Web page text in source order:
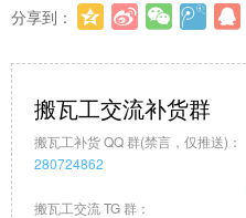
分享到：
搬瓦工交流补货群
搬瓦工补货 QQ 群(禁言，仅推送)：
280724862
搬瓦工交流 TG 群：